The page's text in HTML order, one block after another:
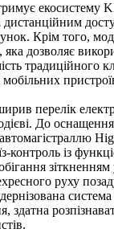
екосистему
Крім того,
дозволяє
традиційного
перелік
До
контроль із
руху
здатна